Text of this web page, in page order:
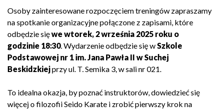
Osoby zainteresowane rozpoczęciem treningów zapraszamy
na spotkanie organizacyjne połączone z zapisami, które
odbędzie sięwe wtorek, 2 września 2025 roku o
godzinie 18:30. Wydarzenie odbędzie się wSzkole
Podstawowej nr 1 im. Jana Pawła II w Suchej
Beskidzkiejprzy ul. T. Semika 3, w sali nr 021.
To idealna okazja, by poznać instruktorów, dowiedzieć się
więcej o filozofii Seido Karate i zrobić pierwszy krok na